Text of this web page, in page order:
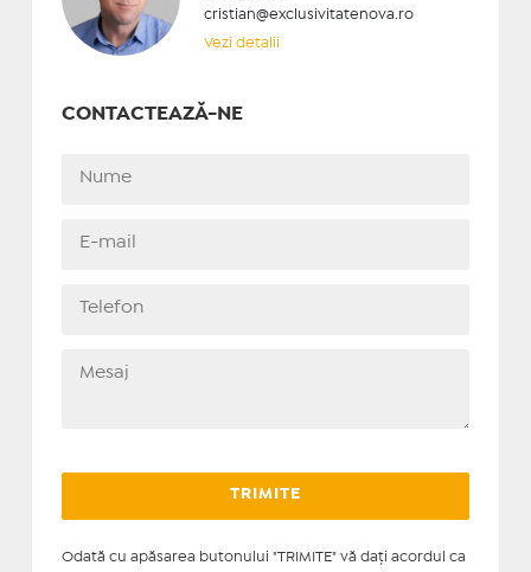
cristian@exclusivitatenova.ro
Vezi detalii
CONTACTEAZĂ-NE
Odată cu apăsarea butonului "TRIMITE" vă daţi acordul ca